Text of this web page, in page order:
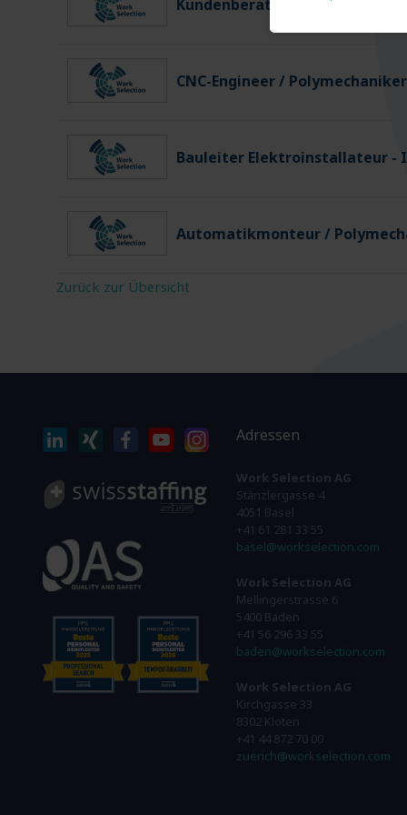
Kundenberater Versicherung
CNC-Engineer /
Bauleiter Elektroinstallateur -
Automatikmonteur /
Zurück zur Übersicht
Adressen
Work Selection AG
Stänzlergasse 4
4051 Basel
+41 61 281 33 55
basel@workselection.com
Work Selection AG
Mellingerstrasse 6
5400 Baden
+41 56 296 33 55
baden@workselection.com
Work Selection AG
Kirchgasse 33
8302 Kloten
+41 44 872 70 00
zuerich@workselection.com